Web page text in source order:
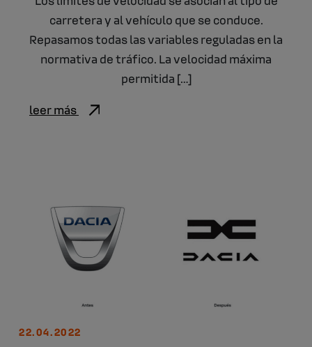
carretera y al vehículo que se conduce.
Repasamos todas las variables reguladas en la
normativa de tráfico. La velocidad máxima
permitida […]
leer más
22.04.2022